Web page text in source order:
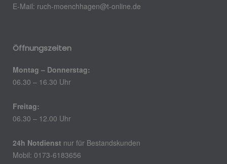
E-Mail: ruch-moenchhagen@t-online.de
Öffnungszeiten
Montag – Donnerstag:
06.30 – 16.30 Uhr
Freitag:
06.30 – 12.00 Uhr
24h Notdienst nur für Bestandskunden
Mobil: 0173-6183656